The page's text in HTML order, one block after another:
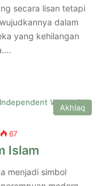
secara lisan tetapi
dalam
yang kehilangan
Akhlaq
67
Islam
menjadi simbol